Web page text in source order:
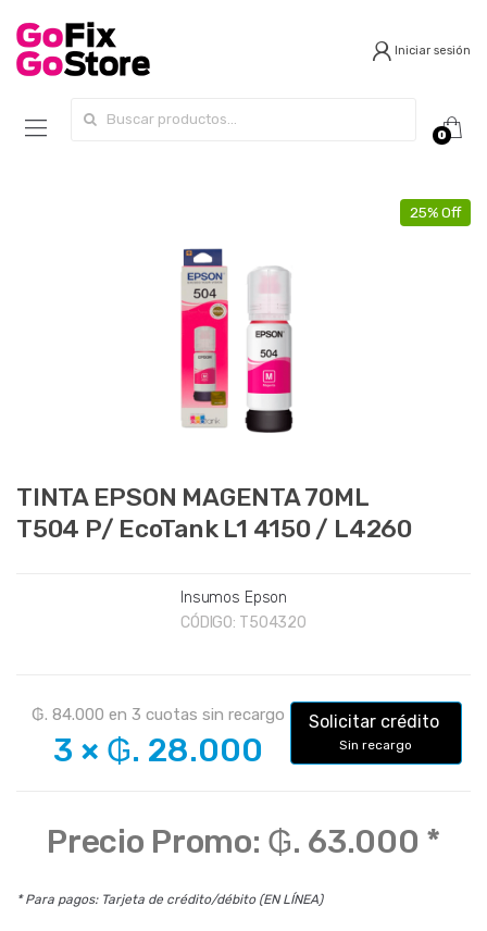
Iniciar sesión
0
25% Off
TINTA EPSON MAGENTA 70ML
T504 P/ EcoTank L1 4150 / L4260
Insumos Epson
CÓDIGO: T504320
₲. 84.000 en 3 cuotas sin recargo
3 × ₲. 28.000
Solicitar crédito
Sin recargo
Precio Promo: ₲. 63.000 *
* Para pagos: Tarjeta de crédito/débito (EN LÍNEA)